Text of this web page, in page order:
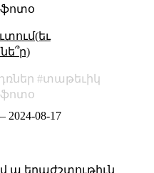
տաթեւիկ
ֆոտօ
– 2024-08-17
ա երաժշտութիւն